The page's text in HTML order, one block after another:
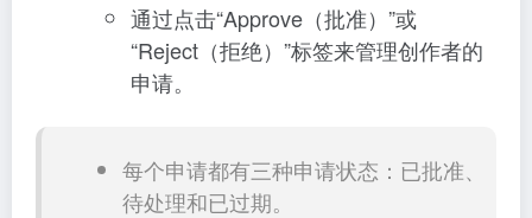
通过点击“Approve（批准）”或
“Reject（拒绝）”标签来管理创作者的
申请。
每个申请都有三种申请状态：已批准、
待处理和已过期。